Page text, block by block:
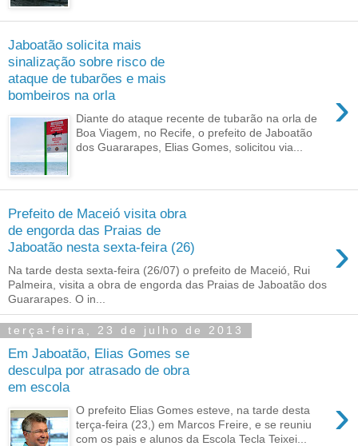
Jaboatão solicita mais
sinalização sobre risco de
ataque de tubarões e mais
bombeiros na orla
›
Diante do ataque recente de tubarão na orla de
Boa Viagem, no Recife, o prefeito de Jaboatão
dos Guararapes, Elias Gomes, solicitou via...
Prefeito de Maceió visita obra
de engorda das Praias de
Jaboatão nesta sexta-feira (26)
›
Na tarde desta sexta-feira (26/07) o prefeito de Maceió, Rui
Palmeira, visita a obra de engorda das Praias de Jaboatão dos
Guararapes. O in...
terça-feira, 23 de julho de 2013
Em Jaboatão, Elias Gomes se
desculpa por atrasado de obra
em escola
›
O prefeito Elias Gomes esteve, na tarde desta
terça-feira (23,) em Marcos Freire, e se reuniu
com os pais e alunos da Escola Tecla Teixei...